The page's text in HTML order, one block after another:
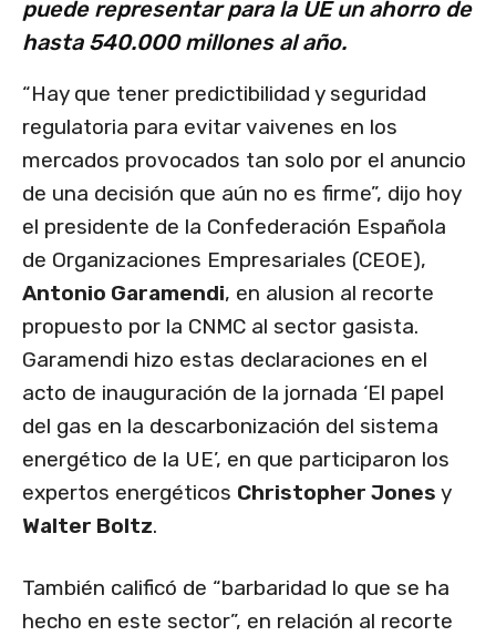
puede representar para la UE un ahorro de
hasta 540.000 millones al año.
“Hay que tener predictibilidad y seguridad
regulatoria para evitar vaivenes en los
mercados provocados tan solo por el anuncio
de una decisión que aún no es firme”, dijo hoy
el presidente de la Confederación Española
de Organizaciones Empresariales (CEOE),
Antonio Garamendi, en alusion al recorte
propuesto por la CNMC al sector gasista.
Garamendi hizo estas declaraciones en el
acto de inauguración de la jornada ‘El papel
del gas en la descarbonización del sistema
energético de la UE’, en que participaron los
expertos energéticos Christopher Jones y
Walter Boltz.
También calificó de “barbaridad lo que se ha
hecho en este sector”, en relación al recorte